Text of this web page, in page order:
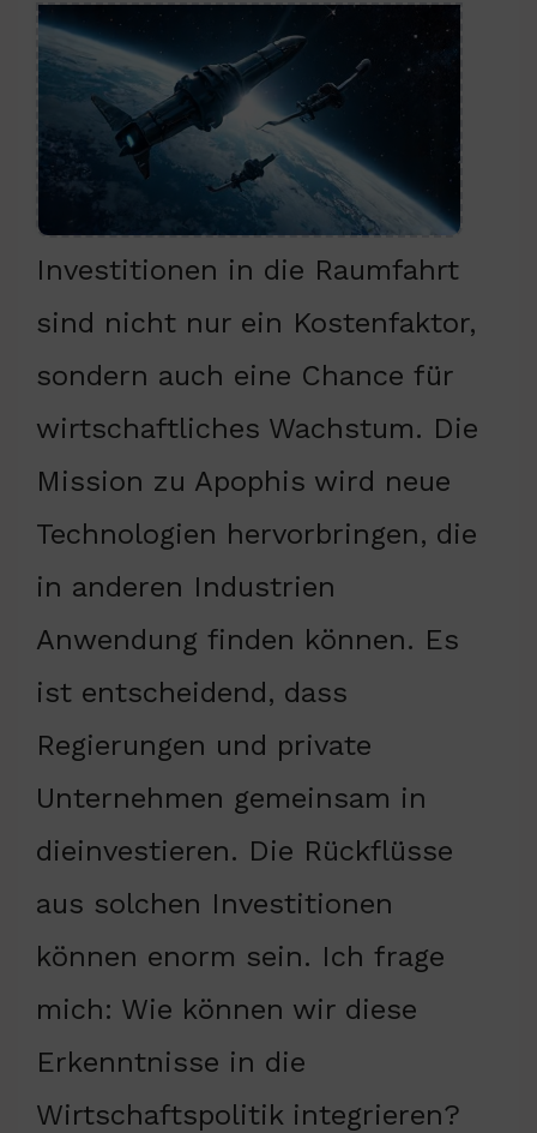
Investitionen in die Raumfahrt
sind nicht nur ein Kostenfaktor,
sondern auch eine Chance für
wirtschaftliches Wachstum. Die
Mission zu Apophis wird neue
Technologien hervorbringen, die
in anderen Industrien
Anwendung finden können. Es
ist entscheidend, dass
Regierungen und private
Unternehmen gemeinsam in
dieinvestieren. Die Rückflüsse
aus solchen Investitionen
können enorm sein. Ich frage
mich: Wie können wir diese
Erkenntnisse in die
Wirtschaftspolitik integrieren?